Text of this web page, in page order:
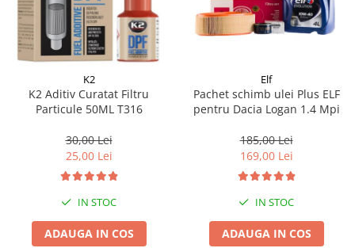
K2
K2 Aditiv Curatat Filtru
Particule 50ML T316
30,00 Lei
25,00 Lei
IN STOC
ADAUGA IN COS
Elf
Pachet schimb ulei Plus ELF
pentru Dacia Logan 1.4 Mpi
185,00 Lei
169,00 Lei
IN STOC
ADAUGA IN COS